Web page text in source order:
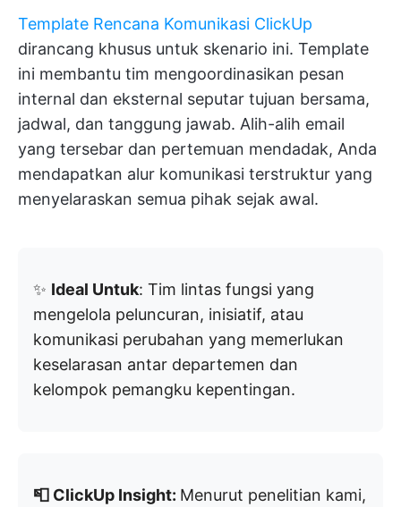
Template Rencana Komunikasi ClickUp
dirancang khusus untuk skenario ini. Template
ini membantu tim mengoordinasikan pesan
internal dan eksternal seputar tujuan bersama,
jadwal, dan tanggung jawab. Alih-alih email
yang tersebar dan pertemuan mendadak, Anda
mendapatkan alur komunikasi terstruktur yang
menyelaraskan semua pihak sejak awal.
✨ Ideal Untuk: Tim lintas fungsi yang
mengelola peluncuran, inisiatif, atau
komunikasi perubahan yang memerlukan
keselarasan antar departemen dan
kelompok pemangku kepentingan.
📮 ClickUp Insight: Menurut penelitian kami,